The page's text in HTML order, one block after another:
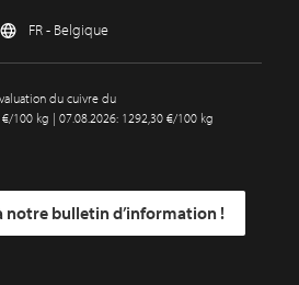
FR - Belgique
du cuivre du
100 kg | 07.08.2026: 1292,30 €/100 kg
notre bulletin d’information !